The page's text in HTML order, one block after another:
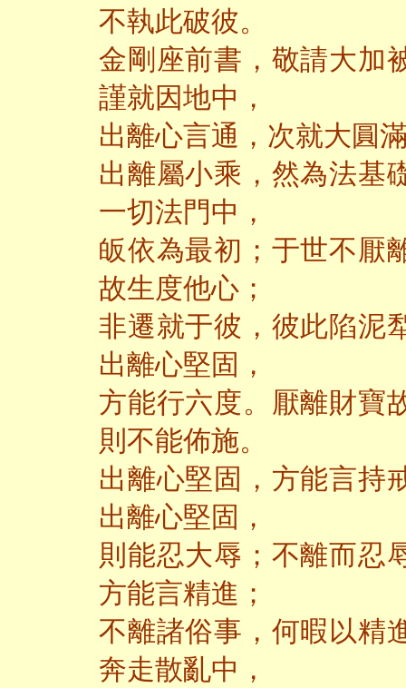
不執此破彼。
金剛座前書，敬請大加
謹就因地中，
出離心言通，次就大圓
出離屬小乘，然為法基
一切法門中，
皈依為最初；于世不厭
故生度他心；
非遷就于彼，彼此陷泥
出離心堅固，
方能行六度。厭離財寶
則不能佈施。
出離心堅固，方能言持
出離心堅固，
則能忍大辱；不離而忍
方能言精進；
不離諸俗事，何暇以精
奔走散亂中，